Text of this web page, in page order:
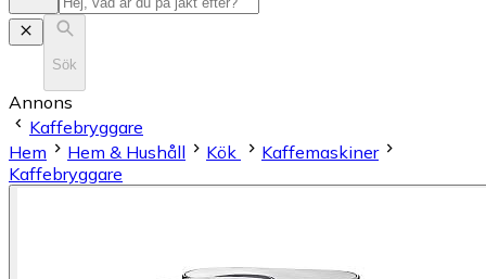
Sök
Annons
Kaffebryggare
Hem
Hem & Hushåll Kök
Kaffemaskiner
Kaffebryggare